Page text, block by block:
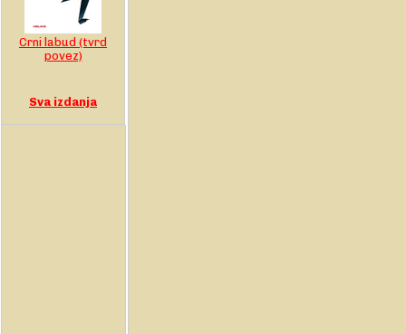
Crni labud (tvrd
povez)
Sva izdanja